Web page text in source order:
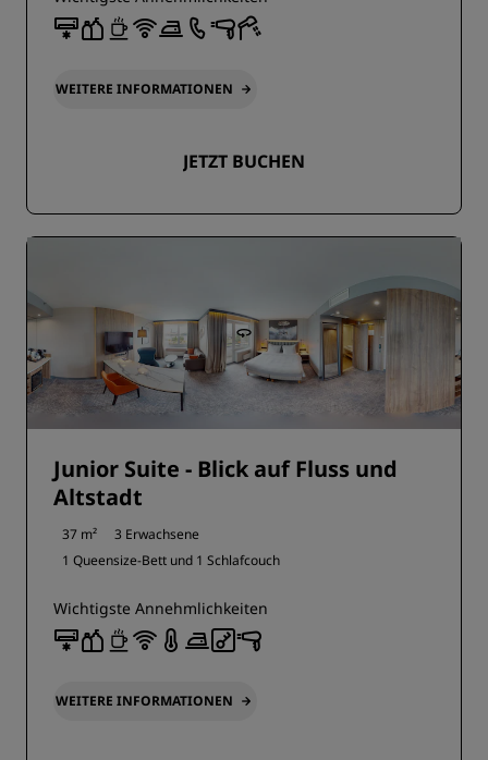
WEITERE INFORMATIONEN
JETZT BUCHEN
Junior Suite - Blick auf Fluss und
Altstadt
37 m²
3 Erwachsene
1 Queensize-Bett und 1 Schlafcouch
Wichtigste Annehmlichkeiten
WEITERE INFORMATIONEN